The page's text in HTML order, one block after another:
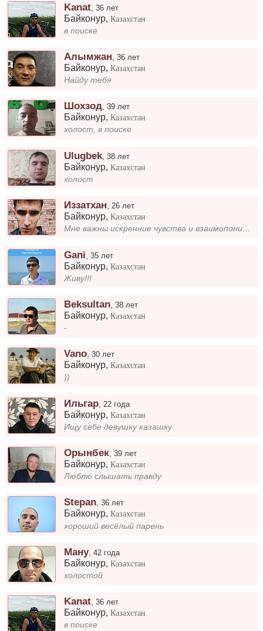
Kanat ,36 лет
Байконур,Казахстан
в поиске
Алымжан ,36 лет
Байконур,Казахстан
Найду тебя
Шохзод,39 лет
Байконур,Казахстан
холост, в поиске
Ulugbek ,38 лет
Байконур,Казахстан
холост
Иззатхан 26 лет
Байконур,Казахстан
Мне важны искренние чувства и взаимопонимание. Ищу девушку, с которой можно строить отношения на долгосрочной основе. Ва...
Gani ,35 лет
Байконур,Казахстан
Живу!!!
Beksultan ,38 лет
Байконур,Казахстан
-
Vano,30 лет
Байконур,Казахстан
))
Ильгар 22 года
Байконур,Казахстан
Ищу себе девушку казашку
Орынбек ,39 лет
Байконур,Казахстан
Люблю слышать правду
Stepan,36 лет
Байконур,Казахстан
хороший весёлый парень
Ману,42 года
Байконур,Казахстан
холостой
Kanat,36 лет
Байконур,Казахстан
в поиске